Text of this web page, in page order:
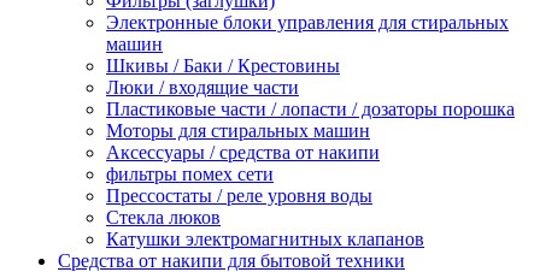
Электронные блоки управления для стиральных
машин
Шкивы / Баки / Крестовины
Люки / входящие части
Пластиковые части / лопасти / дозаторы порошка
Моторы для стиральных машин
Аксессуары / средства от накипи
фильтры помех сети
Прессостаты / реле уровня воды
Стекла люков
Катушки электромагнитных клапанов
Средства от накипи для бытовой техники